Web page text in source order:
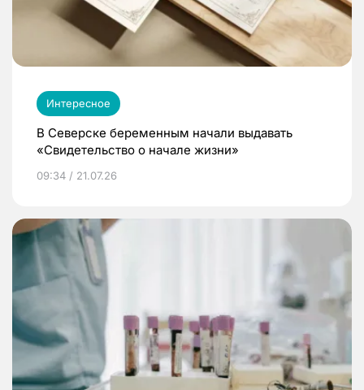
Интересное
В Северске беременным начали выдавать
«Свидетельство о начале жизни»
09:34 / 21.07.26